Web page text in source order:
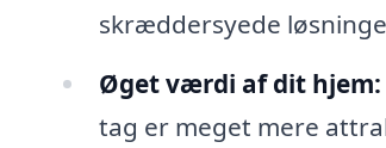
skræddersyede
Øget værdi af dit hjem:
tag er meget mere